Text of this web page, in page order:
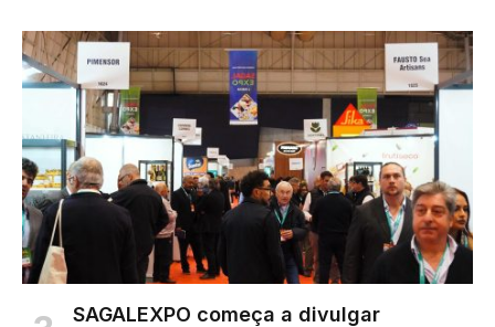
SAGALEXPO começa a divulgar